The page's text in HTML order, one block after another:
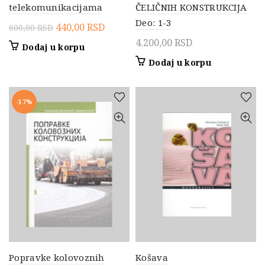
telekomunikacijama
600,00RSD Originalna
cena
600,00 RSD.
440,00RSDTrenutna
Dodaj u korpu
ČELIČNIH KONSTRUKCIJA
Deo: 1-3
4.200,00RSD
Dodaj u korpu
-17%
Popravke kolovoznih
Košava